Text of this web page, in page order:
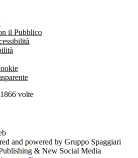
il Pubblico
1866 volte
and powered by Gruppo Spaggiari
& New Social Media